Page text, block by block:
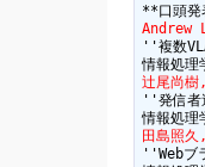
Andrew
''複数
辻尾尚
''発信者
田島照
''Webブ